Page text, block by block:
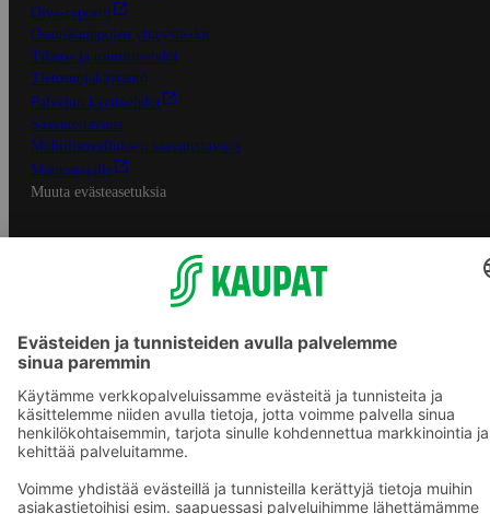
Oiva-raportit
Osuuskauppojen yhteystiedot
Tilaus- ja toimitusehdot
Tietosuojakäytäntö
Palvelun käyttöehdot
Saavutettavuus
Mobiilisovelluksen saavutettavuus
Mainostajalle
Muuta evästeasetuksia
S-ryhmän palvelut
S-ryhmä
Asiakasomistajuus
Yhteishyvä Ruoka -sovellus
S-ostoslista -sovellus
Prisma.fi
Sokos.fi
S-Pankki
Yhteishyvä